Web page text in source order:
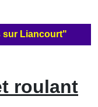
sur Liancourt"
roulant